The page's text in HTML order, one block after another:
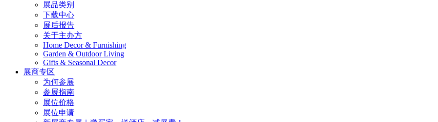
展品类别
下载中心
展后报告
关于主办方
Home Decor & Furnishing
Garden & Outdoor Living
Gifts & Seasonal Decor
展商专区
为何参展
参展指南
展位价格
展位申请